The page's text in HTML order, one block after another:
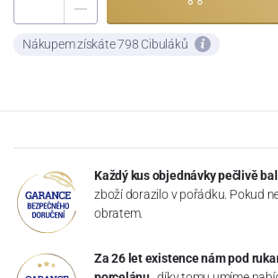
Nákupem získáte 798 Cibuláků
Každý kus objednávky pečlivě
zboží dorazilo v pořádku. Pokud
obratem.
Za 26 let existence nám pod